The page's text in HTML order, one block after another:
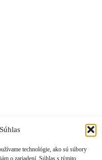
technológie, ako sú súbory
o zariadení. Súhlas s týmito